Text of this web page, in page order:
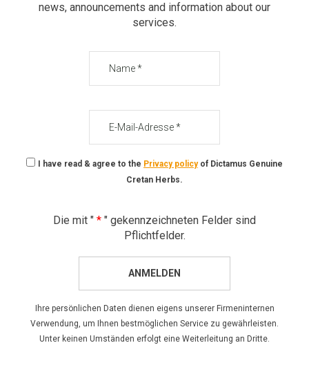
news, announcements and information about our
services.
Adresse
I have read & agree to the Privacy policyof Dictamus Genuine
Cretan Herbs.
Die mit " * " gekennzeichneten Felder sind
Pflichtfelder.
ANMELDEN
Ihre persönlichen Daten dienen eigens unserer Firmeninternen
Verwendung, um Ihnen bestmöglichen Service zu gewährleisten.
Unter keinen Umständen erfolgt eine Weiterleitung an Dritte.